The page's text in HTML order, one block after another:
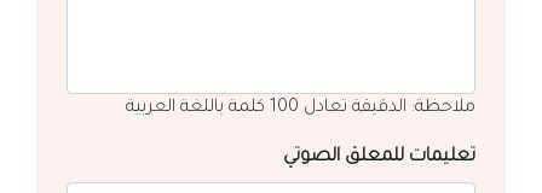
ملاحظة: الدقيقة تعادل 100 كلمة باللغة العربية
تعليمات للمعلق الصوتي